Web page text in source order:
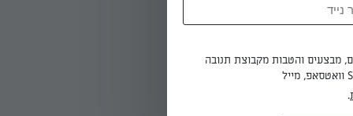
דבשמבצעים והטבות מקבוצת תנובה
.